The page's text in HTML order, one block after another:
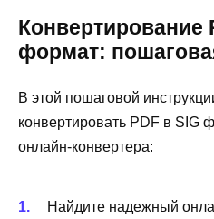
Конвертирование
формат:
В этой пошаговой
конвертировать PDF в SIG
онлайн-конвертера:
Найдите надежный